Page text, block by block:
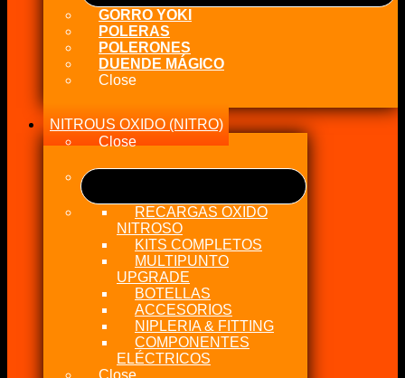
GORRO YOKI
POLERAS
POLERONES
DUENDE MÁGICO
Close
NITROUS OXIDO (NITRO)
Close
RECARGAS OXIDO
NITROSO
KITS COMPLETOS
MULTIPUNTO
UPGRADE
BOTELLAS
ACCESORIOS
NIPLERIA & FITTING
COMPONENTES
ELÉCTRICOS
Close